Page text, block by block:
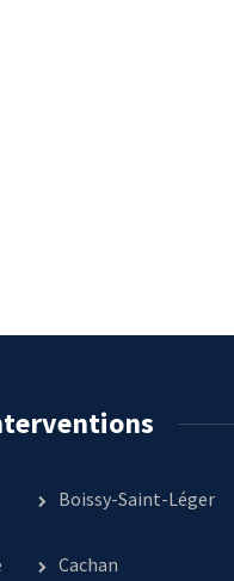
Boissy-Saint-Léger
Cachan